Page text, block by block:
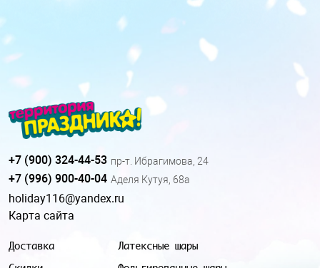
Доставка
Латексные шары
+7 (900) 324-44-53 пр-т. Ибрагимова, 24
+7 (996) 900-40-04 Аделя Кутуя, 68а
holiday116@yandex.ru
Карта сайта